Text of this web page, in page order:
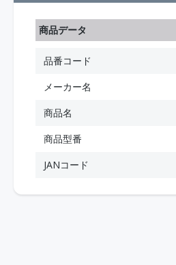
商品データ
品番コード
メーカー名
商品名
商品型番
JANコード